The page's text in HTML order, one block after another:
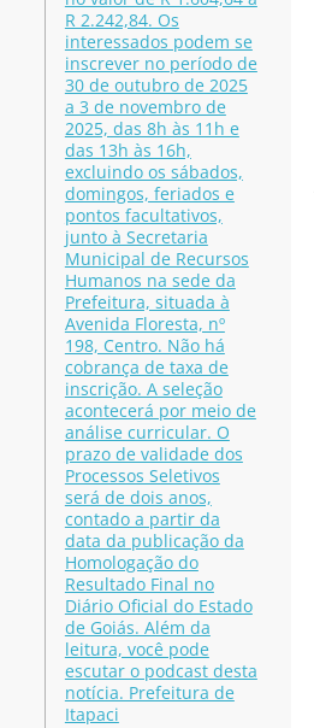
R 2.242,84. Os
interessados podem se
inscrever no período de
30 de outubro de 2025
a 3 de novembro de
2025, das 8h às 11h e
das 13h às 16h,
excluindo os sábados,
domingos, feriados e
pontos facultativos,
junto à Secretaria
Municipal de Recursos
Humanos na sede da
Prefeitura, situada à
Avenida Floresta, nº
198, Centro. Não há
cobrança de taxa de
inscrição. A seleção
acontecerá por meio de
análise curricular. O
prazo de validade dos
Processos Seletivos
será de dois anos,
contado a partir da
data da publicação da
Homologação do
Resultado Final no
Diário Oficial do Estado
de Goiás. Além da
leitura, você pode
escutar o podcast desta
notícia. Prefeitura de
Itapaci